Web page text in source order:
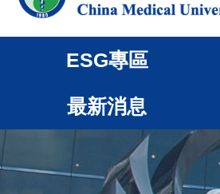
ESG專區
最新消息